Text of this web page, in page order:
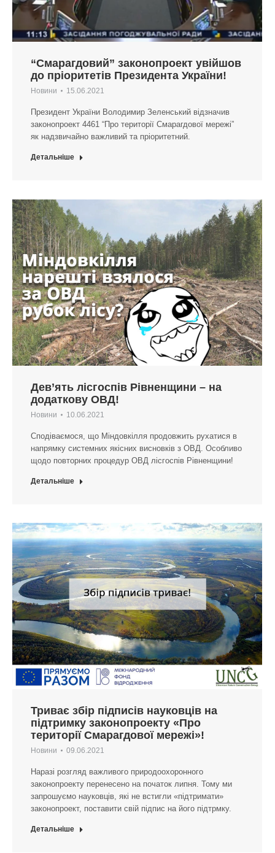
“Смарагдовий” законопроект увійшов
до пріоритетів Президента України!
Новини 15.06.2021
Президент України Володимир Зеленський відзначив
законопроект 4461 “Про території Смарагдової мережі”
як надзвичайно важливий та пріоритетний.
Детальніше
Дев’ять лісгоспів Рівненщини – на
додаткову ОВД!
Новини 10.06.2021
Сподіваємося, що Міндовкілля продовжить рухатися в
напрямку системних якісних висновків з ОВД. Особливо
щодо повторних процедур ОВД лісгоспів Рівненщини!
Детальніше
Триває збір підписів науковців на
підтримку законопроекту «Про
території Смарагдової мережі»!
Новини 09.06.2021
Наразі розгляд важливого природоохоронного
законопроекту перенесено на початок липня. Тому ми
запрошуємо науковців, які не встигли «підтримати»
законопроект, поставити свій підпис на його підтрмку.
Детальніше